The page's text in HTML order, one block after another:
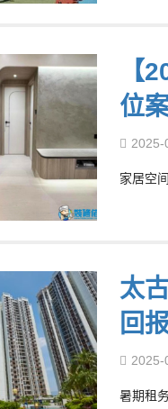
【
位
2025-
家居空
太
回
2025-
暑期租